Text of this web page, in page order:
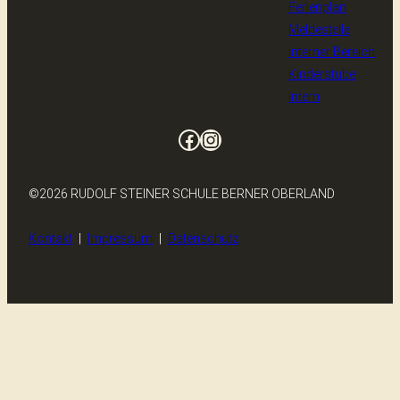
Ferienplan
Meldestelle
Interner Bereich
Kinderstube
Intern
Facebook
Instagram
©2026 RUDOLF STEINER SCHULE BERNER OBERLAND
Kontakt | Impressum | Datenschutz